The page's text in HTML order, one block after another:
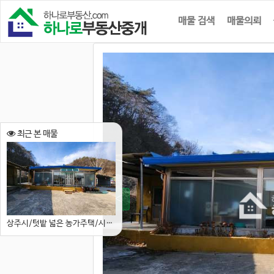
매물 검색 매물의뢰
최근 본 매물
상주시/텃밭 넓은 농가주택/시골마을 끝집/